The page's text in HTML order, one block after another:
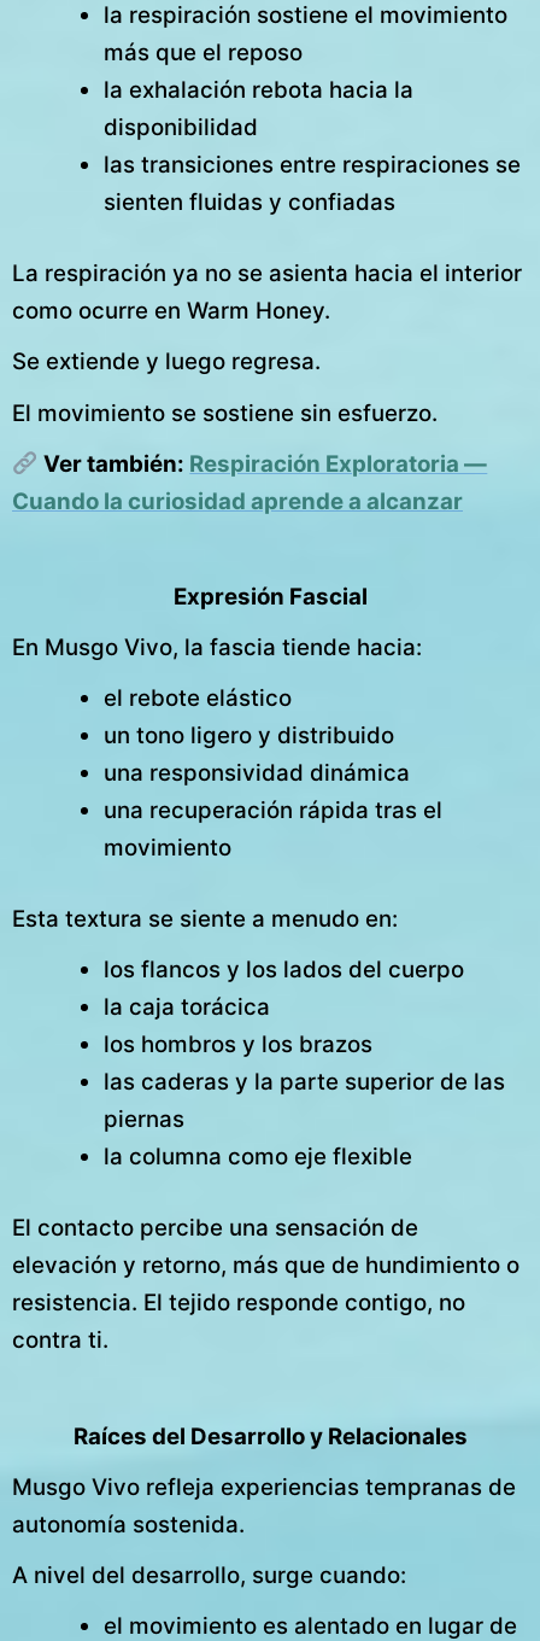
la respiración sostiene el movimiento
más que el reposo
la exhalación rebota hacia la
disponibilidad
las transiciones entre respiraciones se
sienten fluidas y confiadas
La respiración ya no se asienta hacia el interior
como ocurre en Warm Honey.
Se extiende y luego regresa.
El movimiento se sostiene sin esfuerzo.
Ver también: Respiración Exploratoria —
Cuando la curiosidad aprende a alcanzar
Expresión Fascial
En Musgo Vivo, la fascia tiende hacia:
el rebote elástico
un tono ligero y distribuido
una responsividad dinámica
una recuperación rápida tras el
movimiento
Esta textura se siente a menudo en:
los flancos y los lados del cuerpo
la caja torácica
los hombros y los brazos
las caderas y la parte superior de las
piernas
la columna como eje flexible
El contacto percibe una sensación de
elevación y retorno, más que de hundimiento o
resistencia. El tejido responde contigo, no
contra ti.
Raíces del Desarrollo y Relacionales
Musgo Vivo refleja experiencias tempranas de
autonomía sostenida.
A nivel del desarrollo, surge cuando:
el movimiento es alentado en lugar de